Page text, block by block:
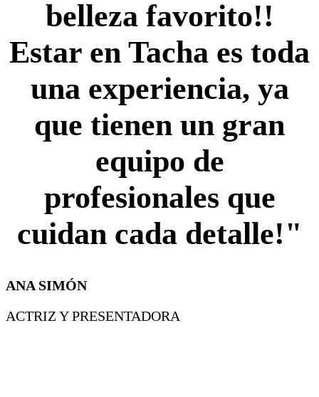
belleza favorito!!
Estar en Tacha es toda
una experiencia, ya
que tienen un gran
equipo de
profesionales que
cuidan cada detalle!"
ANA SIMÓN
ACTRIZ Y PRESENTADORA